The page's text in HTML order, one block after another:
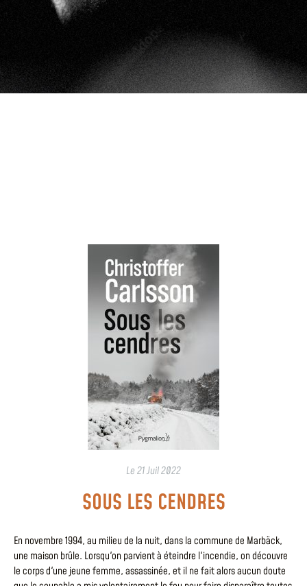
Le21 Juil 2022
SOUS LES CENDRES
En novembre 1994, au milieu de la nuit, dans la commune de Marbäck,
une maison brûle. Lorsqu'on parvient à éteindre l'incendie, on découvre
le corps d'une jeune femme, assassinée, et il ne fait alors aucun doute